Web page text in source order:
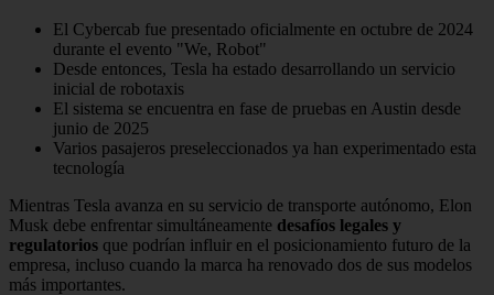
El Cybercab fue presentado oficialmente en octubre de 2024
durante el evento "We, Robot"
Desde entonces, Tesla ha estado desarrollando un servicio
inicial de robotaxis
El sistema se encuentra en fase de pruebas en Austin desde
junio de 2025
Varios pasajeros preseleccionados ya han experimentado esta
tecnología
Mientras Tesla avanza en su servicio de transporte autónomo, Elon
Musk debe enfrentar simultáneamente desafíos legales y
regulatorios que podrían influir en el posicionamiento futuro de la
empresa, incluso cuando la marca ha renovado dos de sus modelos
más importantes.